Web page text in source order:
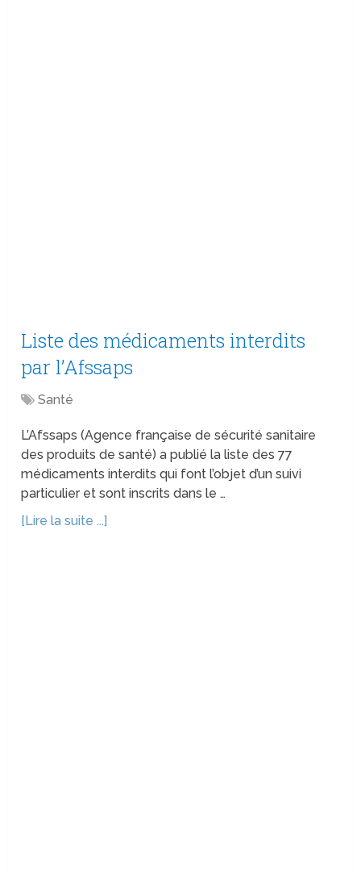
Liste des médicaments interdits
par l’Afssaps
Santé
L’Afssaps (Agence française de sécurité sanitaire
des produits de santé) a publié la liste des 77
médicaments interdits qui font l’objet d’un suivi
particulier et sont inscrits dans le …
[Lire la suite ...]